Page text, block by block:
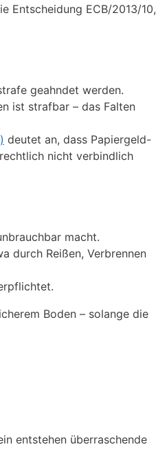
Entscheidung ECB/2013/10,
geahndet werden.
ist strafbar – das Falten
deutet an, dass Papiergeld-
nicht verbindlich
macht.
durch Reißen, Verbrennen
Boden – solange die
entstehen überraschende